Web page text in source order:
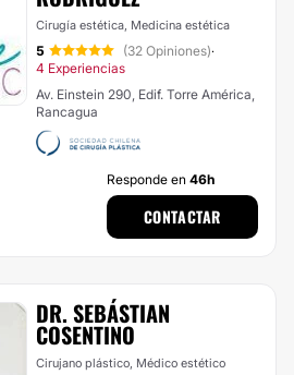
Cirugía estética, Medicina estética
5 (32 Opiniones)·
4 Experiencias
Av. Einstein 290, Edif. Torre América,
Rancagua
Responde en 46h
CONTACTAR
DR. SEBÁSTIAN
COSENTINO
Cirujano plástico, Médico estético